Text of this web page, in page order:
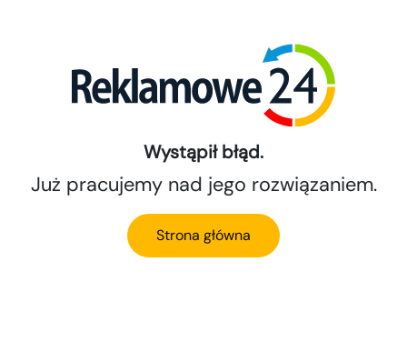
Wystąpił błąd.
Już pracujemy nad jego rozwiązaniem.
Strona główna